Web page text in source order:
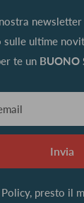
sulle ultime
te un BUONO
Invia
, presto il